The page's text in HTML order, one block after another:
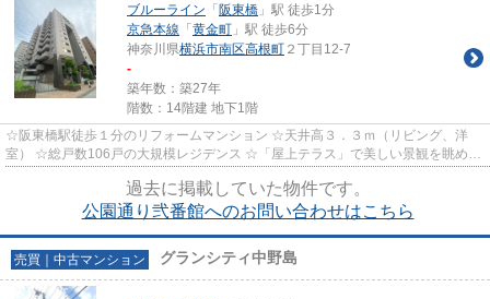
ブルーライン 「 阪東橋 」駅 徒歩1分
京急本線 「 黄金町 」駅 徒歩6分
神奈川県横浜市南区高根町 ２丁目12-7
-
築年数：築27年
階数：14階建 地下1階
☆阪東橋駅徒歩１分のリフォームマンション ☆天井高３．３ｍ（リビング、洋
室） ☆総戸数106戸の大規模レジデンス ☆「屋上テラス」で美しい景観を眺めら
過去に掲載していた物件です。
公園通り弐番館へのお問い合わせはこちら
売買｜中古マンション グランシティ中野島